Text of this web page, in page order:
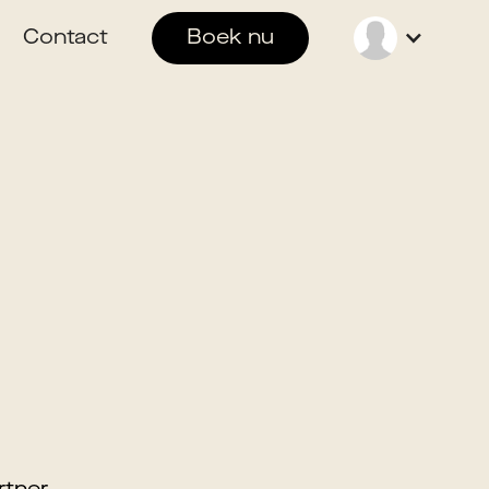
Contact Boek nu